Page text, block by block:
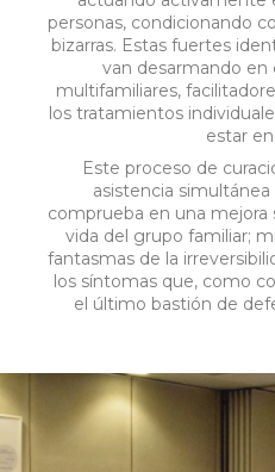
personas, condicionando
bizarras. Estas fuertes
van desarmando
multifamiliares,
los tratamientos
estar
Este proceso de
asistencia
comprueba en una mejora
vida del grupo familiar;
fantasmas de la
los síntomas que, como
el último bastión de